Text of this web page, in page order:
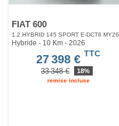
FIAT 600
1.2 HYBRID 145 SPORT E-DCT6 MY26
Hybride - 10 Km - 2026
27 398 € TTC
33 348 € 18%
remise incluse